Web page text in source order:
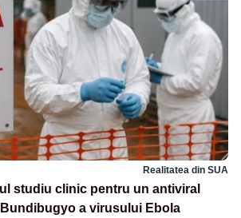
Realitatea din SUA
studiu clinic pentru un antiviral
a virusului Ebola